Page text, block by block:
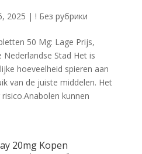
2025 | ! Без рубрики
50 Mg: Lage Prijs,
Nederlandse Stad Het is
hoeveelheid spieren aan
van de juiste middelen. Het
kunnen
20mg Kopen